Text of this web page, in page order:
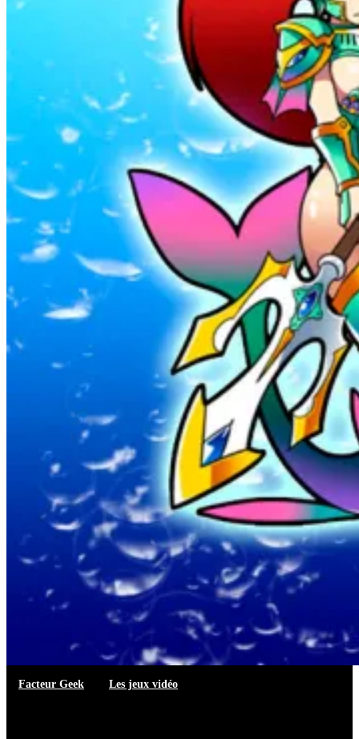
Facteur Geek Les jeux vidéo